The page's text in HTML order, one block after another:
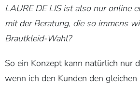
LAURE DE LIS ist also nur online
mit der Beratung, die so immens
Brautkleid-Wahl?
So ein Konzept kann natürlich nur
wenn ich den Kunden den